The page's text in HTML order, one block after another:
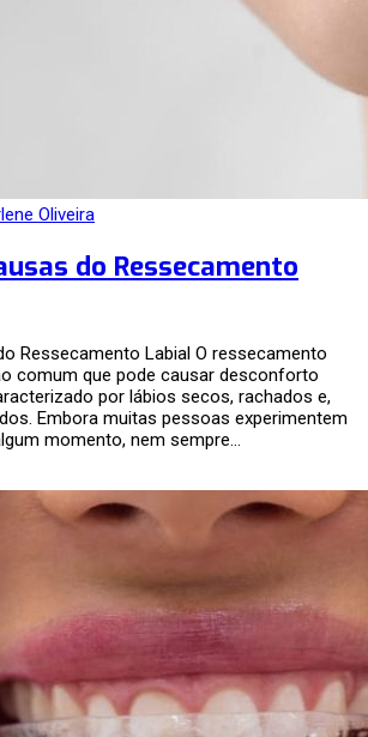
Oliveira
do Ressecamento
Ressecamento Labial O ressecamento
comum que pode causar desconforto
por lábios secos, rachados e,
Embora muitas pessoas experimentem
momento, nem sempre…